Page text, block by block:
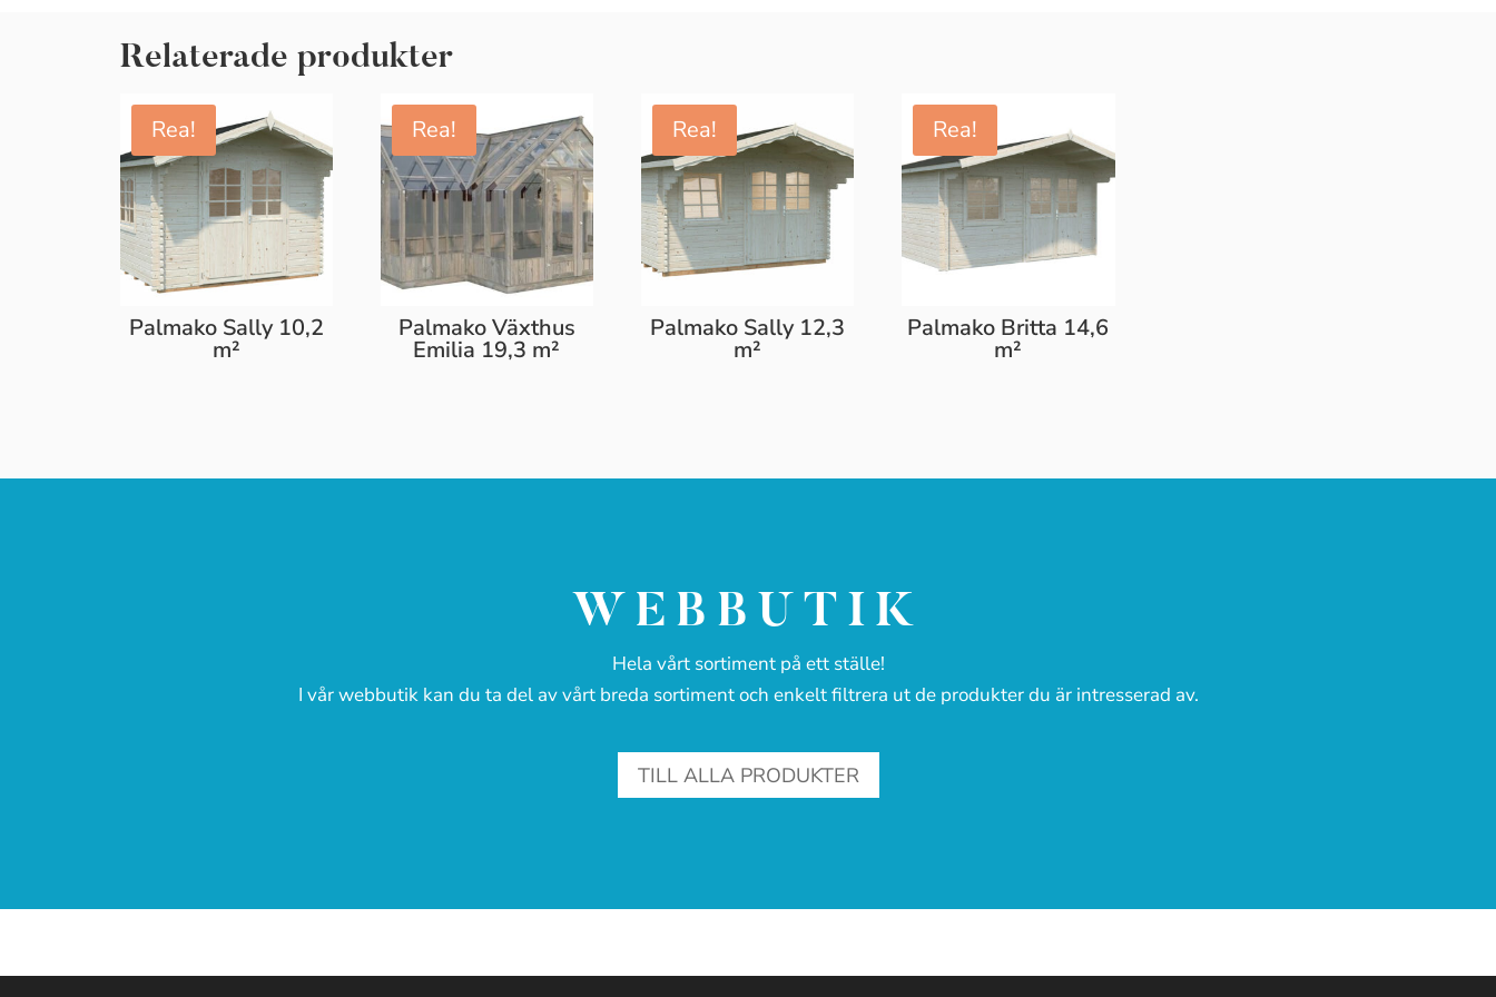
Relaterade produkter
Rea!
Palmako Sally 10,2
m²
Rea!
Palmako Växthus
Emilia 19,3 m²
Rea!
Palmako Sally 12,3
m²
Rea!
Palmako Britta 14,6
m²
WEBBUTIK
Hela vårt sortiment på ett ställe!
I vår webbutik kan du ta del av vårt breda sortiment och enkelt filtrera ut de produkter du är intresserad av.
TILL ALLA PRODUKTER